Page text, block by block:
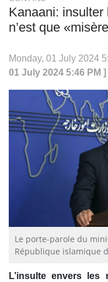
Kanaani: insulter
n’est que
Monday, 01 July 2024
01 July 2024 5:46 PM ]
Le porte-parole du
République islamique
L’insulte envers